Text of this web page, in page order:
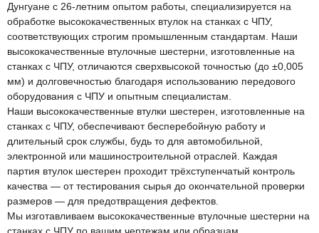
Дунгуане с 26-летним опытом работы, специализируется на
обработке высококачественных втулок на станках с ЧПУ,
соответствующих строгим промышленным стандартам. Наши
высококачественные втулочные шестерни, изготовленные на
станках с ЧПУ, отличаются сверхвысокой точностью (до ±0,005
мм) и долговечностью благодаря использованию передового
оборудования с ЧПУ и опытным специалистам.
Наши высококачественные втулки шестерен, изготовленные на
станках с ЧПУ, обеспечивают бесперебойную работу и
длительный срок службы, будь то для автомобильной,
электронной или машиностроительной отраслей. Каждая
партия втулок шестерен проходит трёхступенчатый контроль
качества — от тестирования сырья до окончательной проверки
размеров — для предотвращения дефектов.
Мы изготавливаем высококачественные втулочные шестерни на